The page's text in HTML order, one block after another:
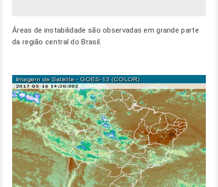
Áreas de instabilidade são observadas em grande parte
da região central do Brasil.